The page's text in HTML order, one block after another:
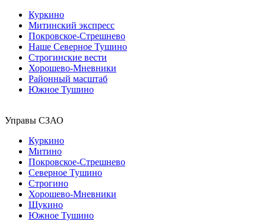
Куркино
Митинский экспресс
Покровское-Стрешнево
Наше Северное Тушино
Строгинские вести
Хорошево-Мневники
Районный масштаб
Южное Тушино
Управы СЗАО
Куркино
Митино
Покровское-Стрешнево
Северное Тушино
Строгино
Хорошево-Мневники
Щукино
Южное Тушино